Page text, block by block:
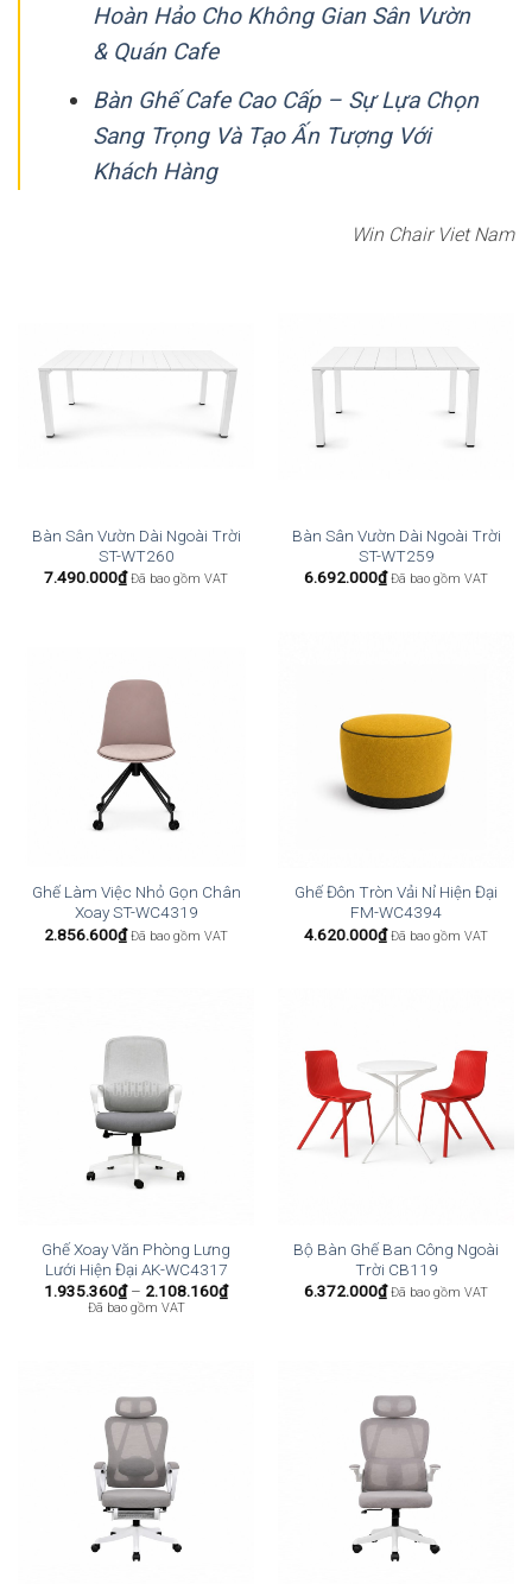
Hoàn Hảo Cho Không Gian Sân Vườn
& Quán Cafe
Bàn Ghế Cafe Cao Cấp – Sự Lựa Chọn
Sang Trọng Và Tạo Ấn Tượng Với
Khách Hàng
Win Chair Viet Nam
Bàn Sân Vườn Dài Ngoài Trời
ST-WT260
7.490.000₫ Đã bao gồm VAT
Bàn Sân Vườn Dài Ngoài Trời
ST-WT259
6.692.000₫ Đã bao gồm VAT
Ghế Làm Việc Nhỏ Gọn Chân
Xoay ST-WC4319
2.856.600₫ Đã bao gồm VAT
Ghế Đôn Tròn Vải Nỉ Hiện Đại
FM-WC4394
4.620.000₫ Đã bao gồm VAT
Ghế Xoay Văn Phòng Lưng
Lưới Hiện Đại AK-WC4317
1.935.360₫ – 2.108.160₫Khoảng
giá:
Đã bao gồm VAT
Bộ Bàn Ghế Ban Công Ngoài
Trời CB119
6.372.000₫ Đã bao gồm VAT